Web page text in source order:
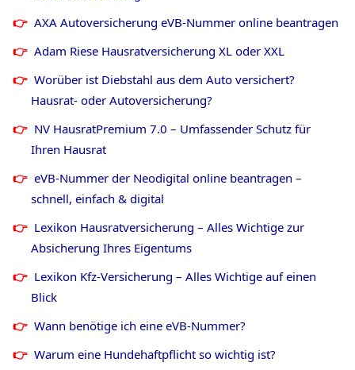
AXA Autoversicherung eVB-Nummer online beantragen
Adam Riese Hausratversicherung XL oder XXL
Worüber ist Diebstahl aus dem Auto versichert?
Hausrat- oder Autoversicherung?
NV HausratPremium 7.0 – Umfassender Schutz für
Ihren Hausrat
eVB-Nummer der Neodigital online beantragen –
schnell, einfach & digital
Lexikon Hausratversicherung – Alles Wichtige zur
Absicherung Ihres Eigentums
Lexikon Kfz-Versicherung – Alles Wichtige auf einen
Blick
Wann benötige ich eine eVB-Nummer?
Warum eine Hundehaftpflicht so wichtig ist?